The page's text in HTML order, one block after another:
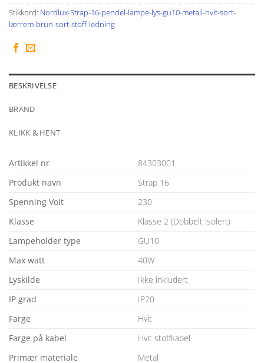
Stikkord: Nordlux-Strap-16-pendel-lampe-lys-gu10-metall-hvit-sort-
lærrem-brun-sort-stoff-ledning
BESKRIVELSE
BRAND
KLIKK & HENT
Artikkel nr
84303001
Produkt navn
Strap 16
Spenning Volt
230
Klasse
Klasse 2 (Dobbelt isolert)
Lampeholder type
GU10
Max watt
40W
Lyskilde
Ikke inkludert
IP grad
IP20
Farge
Hvit
Farge på kabel
Hvit stoffkabel
Primær materiale
Metal